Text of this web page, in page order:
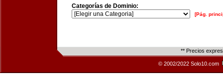
Categorías de Dominio:
[Pág.
** Precios
© 2002/2022 Solo10.com